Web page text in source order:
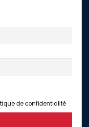
de confidentialité